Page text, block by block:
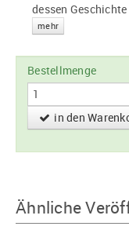
dessen
mehr
Bestellmenge
in den
Ähnliche